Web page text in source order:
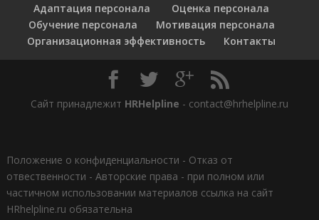
Адаптация персонала
Оценка персонала
Обучение персонала
Мотивация персонала
Организационная эффективность
Контакты
Сайт принадлежит HRHelpline - contact@hrhelpline.ru
Положение о конфиденциальности - Отказ от
отвественности - Авторские права - при полном или
частичном использовании материалов ссылка на сайт
HRhelpline.ru обязательна